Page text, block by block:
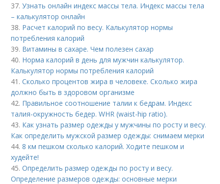
37.Узнать онлайн индекс массы тела. Индекс массы тела
– калькулятор онлайн
38. Расчет калорий по весу. Калькулятор нормы
потребления калорий
39. Витамины в сахаре. Чем полезен сахар
40. Норма калорий в день для мужчин калькулятор.
Калькулятор нормы потребления калорий
41.Сколько процентов жира в человеке. Сколько жира
должно быть в здоровом организме
42. Правильное соотношение талии к бедрам. Индекс
талия-окружность бедер. WHR (waist-hip ratio).
43. Как узнать размер одежды у мужчины по росту и весу.
Как определить мужской размер одежды: снимаем мерки
44.8 км пешком сколько калорий. Ходите пешком и
худейте!
45.Определить размер одежды по росту и весу.
Определение размеров одежды: основные мерки